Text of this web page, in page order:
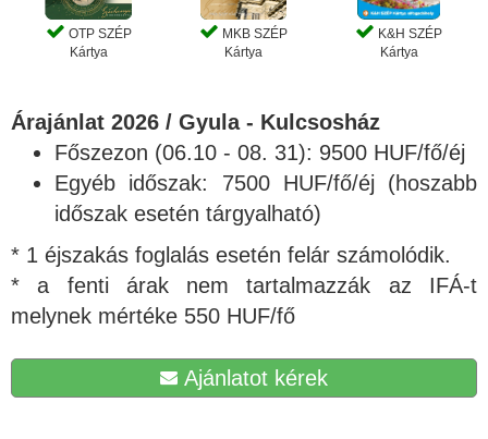
OTP SZÉP
Kártya
MKB SZÉP
Kártya
K&H SZÉP
Kártya
Árajánlat 2026 / Gyula - Kulcsosház
Főszezon (06.10 - 08. 31): 9500 HUF/fő/éj
Egyéb időszak: 7500 HUF/fő/éj (hoszabb
időszak esetén tárgyalható)
* 1 éjszakás foglalás esetén felár számolódik.
* a fenti árak nem tartalmazzák az IFÁ-t
melynek mértéke 550 HUF/fő
Ajánlatot kérek